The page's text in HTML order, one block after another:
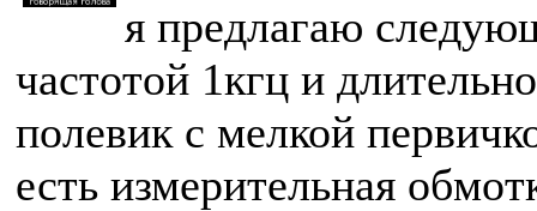
я предлагаю
частотой 1кгц и
полевик с мелкой
есть измерительная